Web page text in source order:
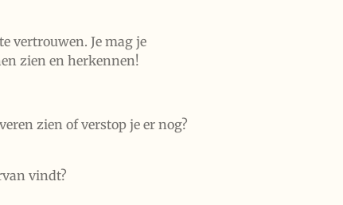
vertrouwen. Je mag je
zien en herkennen!
zien of verstop je er nog?
vindt?